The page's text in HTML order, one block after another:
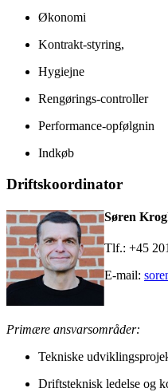
Økonomi
Kontrakt-styring,
Hygiejne
Rengørings-controller
Performance-opfølgnin
Indkøb
Driftskoordinator
Søren
Tlf.: +45
E-mail:
Primære ansvarsområder:
Tekniske
Driftsteknisk ledelse og